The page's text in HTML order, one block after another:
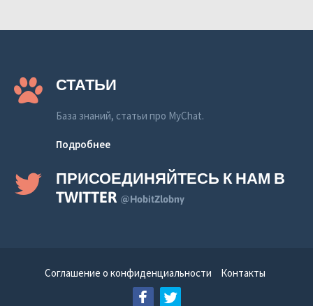
СТАТЬИ
База знаний, статьи про MyChat.
Подробнее
ПРИСОЕДИНЯЙТЕСЬ К НАМ В
TWITTER @HobitZlobny
Соглашение о конфиденциальности Контакты